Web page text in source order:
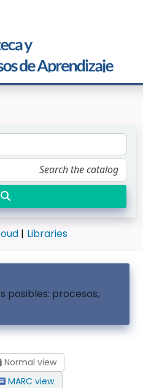
Libraries
posibles: procesos,
Normal view
MARC view